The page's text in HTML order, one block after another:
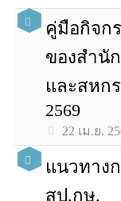
คู่มือกิจก
ของสำนั
และสหก
2569
22 เม.ย.
แนวทาง
สป.กษ.